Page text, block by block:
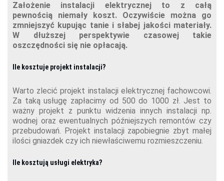
Założenie instalacji elektrycznej to z całą
pewnością niemały koszt. Oczywiście można go
zmniejszyć kupując tanie i słabej jakości materiały.
W dłuższej perspektywie czasowej takie
oszczędności się nie opłacają.
Ile kosztuje projekt instalacji?
Warto zlecić projekt instalacji elektrycznej fachowcowi.
Za taką usługę zapłacimy od 500 do 1000 zł. Jest to
ważny projekt z punktu widzenia innych instalacji np.
wodnej oraz ewentualnych późniejszych remontów czy
przebudowań. Projekt instalacji zapobiegnie zbyt małej
ilości gniazdek czy ich niewłaściwemu rozmieszczeniu.
Ile kosztują usługi elektryka?